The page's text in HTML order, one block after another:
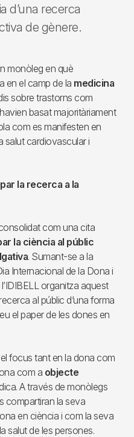
d’una recerca
de gènere.
monòleg en què
en el camp de la medicina
sobre trastorns com
basat majoritàriament
com es manifesten en
salut cardiovascular i
la recerca a la
com una cita
la ciència al públic
. Sumant-se a la
Internacional de la Dona i
organitza aquest
al públic d’una forma
el paper de les dones en
focus tant en la dona com
com a objecte
A través de monòlegs
compartiran la seva
en ciència i com la seva
salut de les persones.